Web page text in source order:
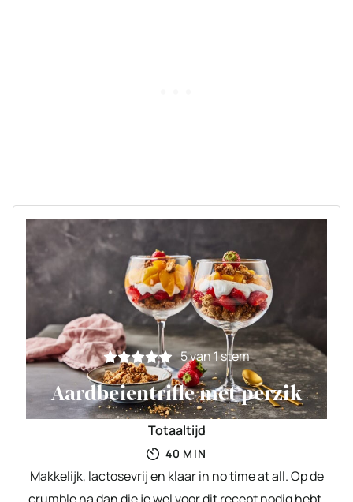
5van 1 stem
Aardbeientrifle met perzik
Totaaltijd
40 MINUTEN
MIN
Makkelijk, lactosevrij en klaar in no time at all. Op de